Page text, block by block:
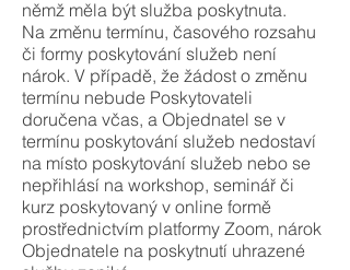
němž měla být služba poskytnuta.
Na změnu termínu, časového rozsahu
či formy poskytování služeb není
nárok. V případě, že žádost o změnu
termínu nebude Poskytovateli
doručena včas, a Objednatel se v
termínu poskytování služeb nedostaví
na místo poskytování služeb nebo se
nepřihlásí na workshop, seminář či
kurz poskytovaný v online formě
prostřednictvím platformy Zoom, nárok
Objednatele na poskytnutí uhrazené